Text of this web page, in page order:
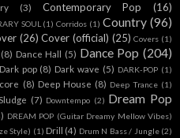
(3) Contemporary Pop
(16)
SOUL (1) Corridos (1) Country (96)
(26) Cover (official) (25) Covers (1)
(8) Dance Hall (5) Dance Pop (204)
Dark pop (8) Dark wave (5) DARK-POP (1)
(8) Deep House (8) Deep Trance (1)
(7) Downtempo (2) Dream Pop
DREAM POP (Guitar Dreamy Mellow Vibes)
Style) (1) Drill (4) Drum N Bass / Jungle (2)